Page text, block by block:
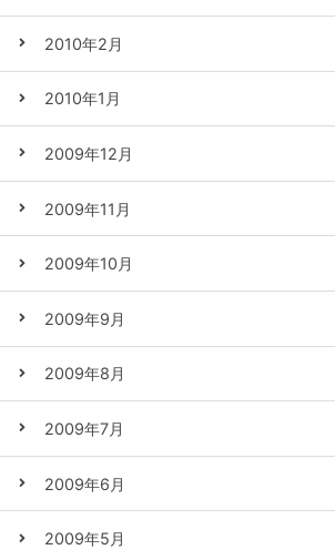
2010年2月
2010年1月
2009年12月
2009年11月
2009年10月
2009年9月
2009年8月
2009年7月
2009年6月
2009年5月